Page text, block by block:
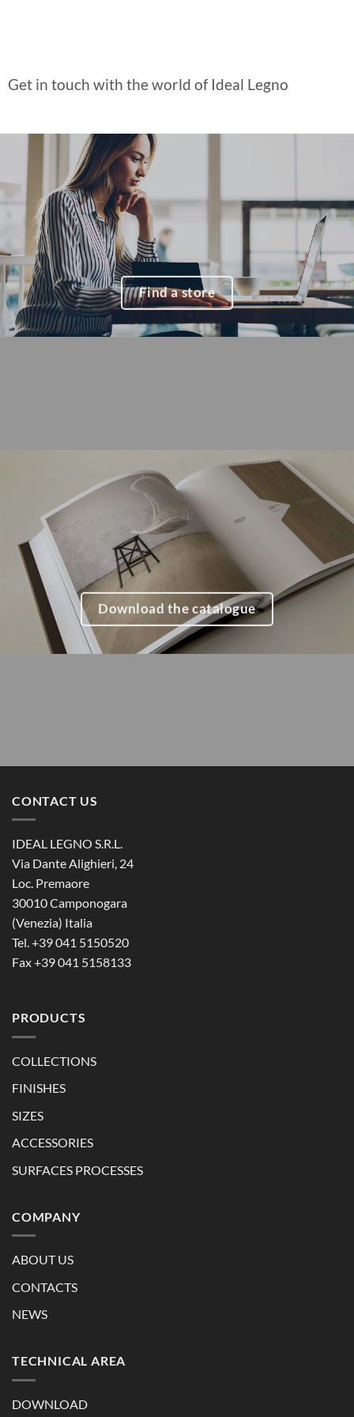
Get in touch with the world of Ideal Legno
Find a store
Download the catalogue
CONTACT US
IDEAL LEGNO S.R.L.
Via Dante Alighieri, 24
Loc. Premaore
30010 Camponogara
(Venezia) Italia
Tel. +39 041 5150520
Fax +39 041 5158133
PRODUCTS
COLLECTIONS
FINISHES
SIZES
ACCESSORIES
SURFACES PROCESSES
COMPANY
ABOUT US
CONTACTS
NEWS
TECHNICAL AREA
DOWNLOAD